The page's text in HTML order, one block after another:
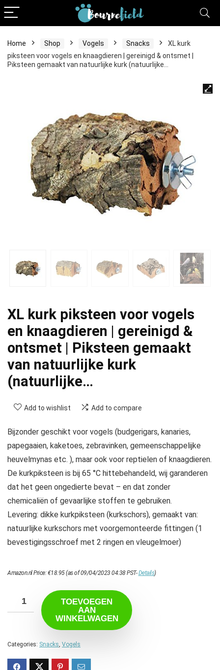
Home Shop Vogels Snacks
XL kurk
piksteen voor vogels en knaagdieren | gereinigd & ontsmet |
Piksteen gemaakt van natuurlijke kurk (natuurlijke…
XL kurk piksteen voor vogels
en knaagdieren | gereinigd &
ontsmet | Piksteen gemaakt
van natuurlijke kurk
(natuurlijke…
Add to wishlist Add to compare
Bijzonder geschikt voor vogels (budgerigars, kanaries,
papegaaien, kaketoes, zebravinken, gemeenschappelijke
heuvelmynas etc. ), maar ook voor reptielen of knaagdieren.
De kurkpiksteen is bij 65 °C hittebehandeld, wij garanderen
dat het geen ongedierte bevat – en dat zonder
chemicaliën of gevaarlijke stoffen te gebruiken.
Levering: dikke kurkpiksteen (kurkschors), gemaakt van:
natuurlijke kurkschors met voorgemonteerde fittingen (1
bevestigingsschroef met 2 ringen en vleugelmoer)
Amazon.nl Price:€18.95(as of 09/04/2023 04:38 PST-Details)
TOEVOEGEN
AAN
WINKELWAGEN
Categories: Snacks, Vogels